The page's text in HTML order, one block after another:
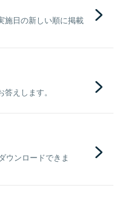
施日の新しい順に掲載
えします。
ウンロードできま